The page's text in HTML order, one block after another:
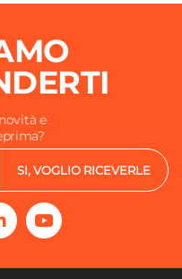
e
SI, VOGLIO RICEVERLE